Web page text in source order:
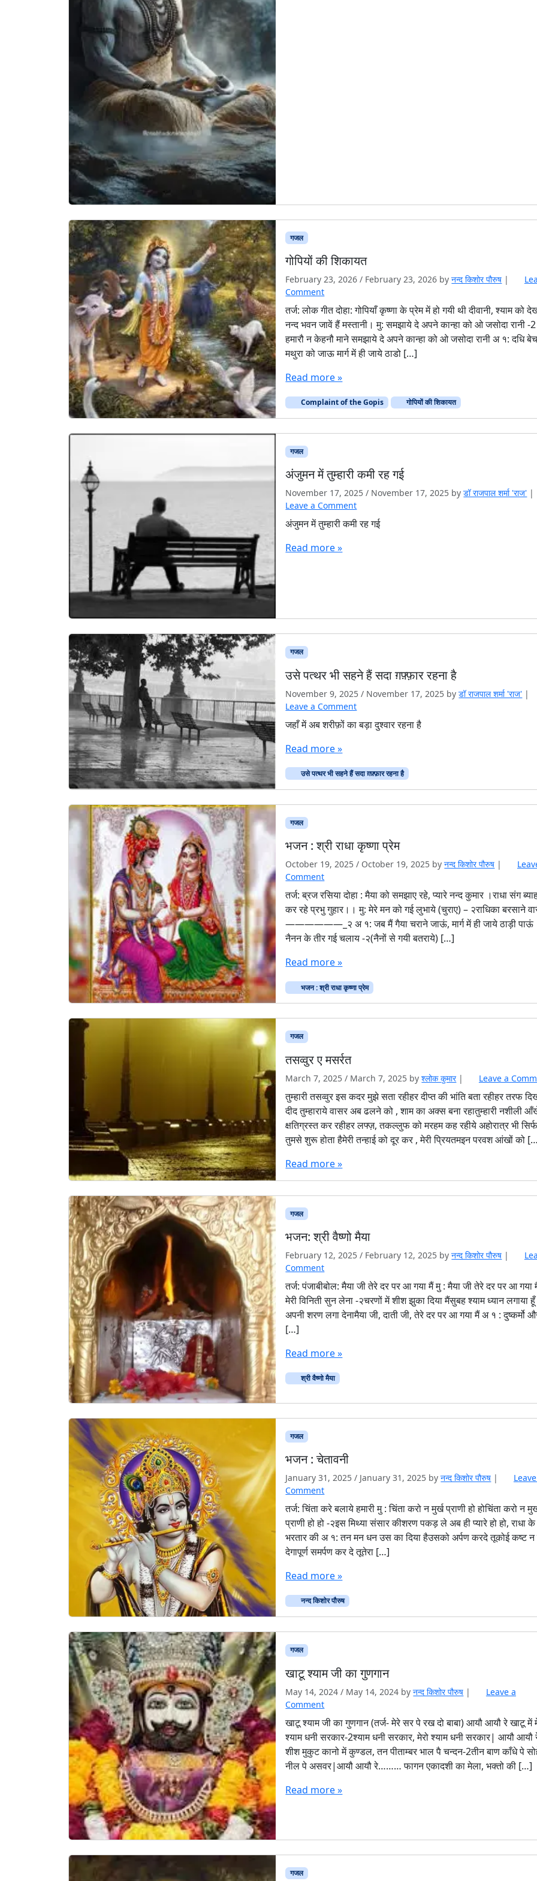
गजल
गोपियों की शिकायत
February 23, 2026 / February 23, 2026 byनन्द किशोर पौरुष |
Comment
तर्ज: लोक गीत दोहा: गोपियाँ कृष्णा के प्रेम में हो गयी थी दीवानी, श्याम को
नन्द भवन जावें हैं मस्तानी। मु: समझाये दे अपने कान्हा को ओ जसोदा रानी -2
हमारौ न केहनौ माने समझाये दे अपने कान्हा को ओ जसोदा रानी अ १: दधि
मथुरा को जाऊ मार्ग में ही जाये ठाडो […]
Read more »
Complaint of the Gopis गोपियों की शिकायत
गजल
अंजुमन में तुम्हारी कमी रह गई
November 17, 2025 / November 17, 2025 byडॉ राजपाल शर्मा 'राज' |
Leave a Comment
अंजुमन में तुम्हारी कमी रह गई
Read more »
गजल
उसे पत्थर भी सहने हैं सदा ग़फ़्फ़ार रहना है
November 9, 2025 / November 17, 2025 byडॉ राजपाल शर्मा 'राज' |
Leave a Comment
जहाँ में अब शरीफ़ों का बड़ा दुश्वार रहना है
Read more »
उसे पत्थर भी सहने हैं सदा ग़फ़्फ़ार रहना है
गजल
भजन : श्री राधा कृष्णा प्रेम
October 19, 2025 / October 19, 2025 byनन्द किशोर पौरुष |
Comment
तर्ज: ब्रज रसिया दोहा : मैया को समझाए रहे, प्यारे नन्द कुमार ।राधा संग
कर रहे प्रभु गुहार।। मु: मेरे मन को गई लुभाये (चुराए) – २राधिका बरसाने
——————_२ अ १: जब मैं गैया चराने जाऊं, मार्ग में ही जाये ठाड़ी पाऊं
नैनन के तीर गई चलाय -२(नैनों से गयी बतराये) […]
Read more »
भजन : श्री राधा कृष्णा प्रेम
गजल
तसव्वुर ए मसर्रत
March 7, 2025 / March 7, 2025 byश्लोक कुमार | Leave a
तुम्हारी तसव्वुर इस कदर मुझे सता रहीहर दीप्त की भांति बता रहीहर तरफ
दीद तुम्हाराये वासर अब ढलने को , शाम का अक्स बना रहातुम्हारी नशीली
क्षतिग्रस्त कर रहीहर लफ्ज़, तकल्लुफ को मरहम कह रहीये अहोरात्र भी सिर्फ
तुमसे शुरू होता हैमेरी तन्हाई को दूर कर , मेरी प्रियतमइन परवश आंखों को
Read more »
गजल
भजन: श्री वैष्णो मैया
February 12, 2025 / February 12, 2025 byनन्द किशोर पौरुष |
Comment
तर्ज: पंजाबीबोल: मैया जी तेरे दर पर आ गया मैं मु : मैया जी तेरे दर पर आ गया
मेरी विनिती सुन लेना -२चरणों में शीश झुका दिया मैंसुबह श्याम ध्यान लगाया
अपनी शरण लगा देनामैया जी, दाती जी, तेरे दर पर आ गया मैं अ १ : दुष्कर्मो
[…]
Read more »
श्री वैष्णो मैया
गजल
भजन : चेतावनी
January 31, 2025 / January 31, 2025 byनन्द किशोर पौरुष |
Comment
तर्ज: चिंता करे बलाये हमारी मु : चिंता करो न मुर्ख प्राणी हो होचिंता करो न
प्राणी हो हो -२इस मिथ्या संसार कीशरण पकड़ ले अब ही प्यारे हो हो, राधा के
भरतार की अ १: तन मन धन उस का दिया हैउसको अर्पण करदे तूकोई कष्ट न
देगापूर्ण समर्पण कर दे तूतेरा […]
Read more »
नन्द किशोर पौरुष
गजल
खाटू श्याम जी का गुणगान
May 14, 2024 / May 14, 2024 byनन्द किशोर पौरुष |
Leave a
Comment
खाटू श्याम जी का गुणगान (तर्ज- मेरे सर पे रख दो बाबा) आयौ आयौ रे खाटू में
श्याम धनी सरकार-2श्याम धनी सरकार, मेरो श्याम धनी सरकार| आयौ आयौ
शीश मुकुट कानो में कुण्डल, तन पीताम्बर भाल पै चन्दन-2तीन बाण काँधे पे
नील पे असवर|आयौ आयौ रे……… फागन एकादशी का मेला, भक्तो की […]
Read more »
गजल